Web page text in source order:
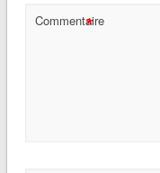
Commentaire
*